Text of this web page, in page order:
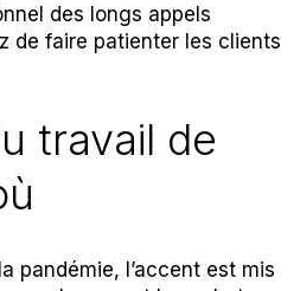
des longs appels
de faire patienter les clients
travail de
pandémie, l’accent est mis